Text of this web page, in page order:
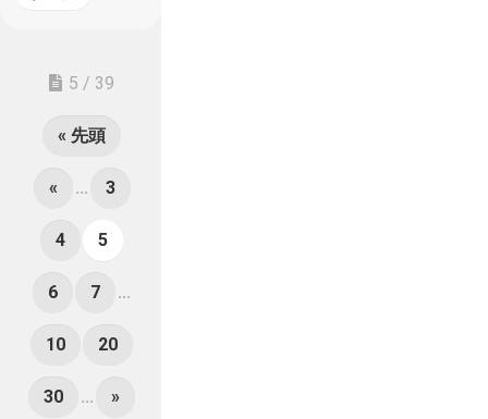
5 / 39
« 先頭
« ... 3
4 5
6 7 ...
10 20
30 ... »